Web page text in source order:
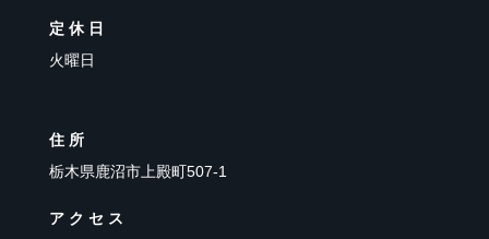
定休日
火曜日
住所
栃木県鹿沼市上殿町507-1
アクセス